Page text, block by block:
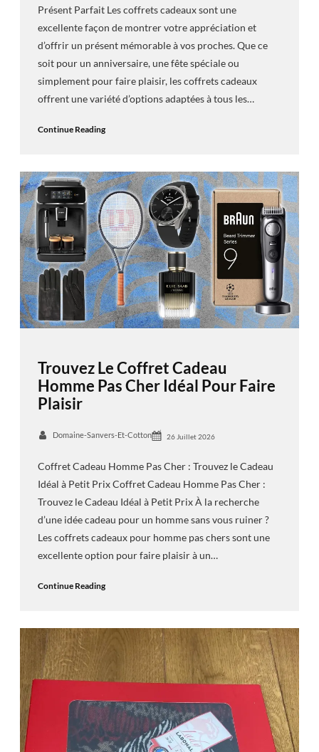
Présent Parfait Les coffrets cadeaux sont une
excellente façon de montrer votre appréciation et
d’offrir un présent mémorable à vos proches. Que ce
soit pour un anniversaire, une fête spéciale ou
simplement pour faire plaisir, les coffrets cadeaux
offrent une variété d’options adaptées à tous les…
Continue Reading
Trouvez Le Coffret Cadeau
Homme Pas Cher Idéal Pour Faire
Plaisir
Domaine-Sanvers-Et-Cotton 26 Juillet 2026
Coffret Cadeau Homme Pas Cher : Trouvez le Cadeau
Idéal à Petit Prix Coffret Cadeau Homme Pas Cher :
Trouvez le Cadeau Idéal à Petit Prix À la recherche
d’une idée cadeau pour un homme sans vous ruiner ?
Les coffrets cadeaux pour homme pas chers sont une
excellente option pour faire plaisir à un…
Continue Reading